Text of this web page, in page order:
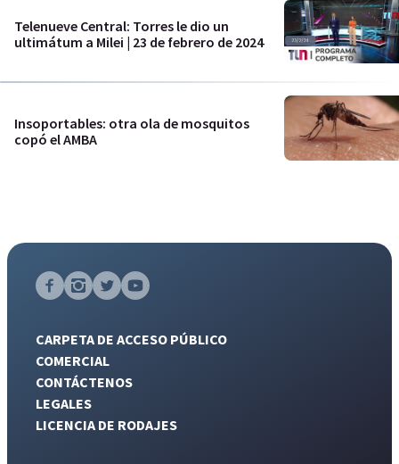
Telenueve Central: Torres le dio un
ultimátum a Milei | 23 de febrero de 2024
Insoportables: otra ola de mosquitos
copó el AMBA
CARPETA DE ACCESO PÚBLICO
COMERCIAL
CONTÁCTENOS
LEGALES
LICENCIA DE RODAJES